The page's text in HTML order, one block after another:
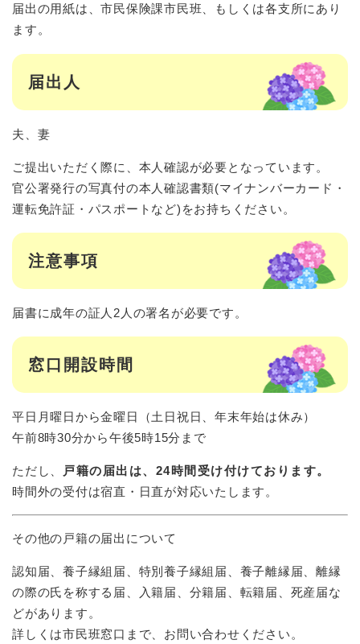
届出の用紙は、市民保険課市民班、もしくは各支所にあり
ます。
届出人
夫、妻
ご提出いただく際に、本人確認が必要となっています。
官公署発行の写真付の本人確認書類(マイナンバーカード・
運転免許証・パスポートなど)をお持ちください。
注意事項
届書に成年の証人2人の署名が必要です。
窓口開設時間
平日月曜日から金曜日（土日祝日、年末年始は休み）
午前8時30分から午後5時15分まで
ただし、
戸籍の届出は、24時間受け付けております。
時間外の受付は宿直・日直が対応いたします。
その他の戸籍の届出について
認知届、養子縁組届、特別養子縁組届、養子離縁届、離縁
の際の氏を称する届、入籍届、分籍届、転籍届、死産届な
どがあります。
詳しくは市民班窓口まで、お問い合わせください。